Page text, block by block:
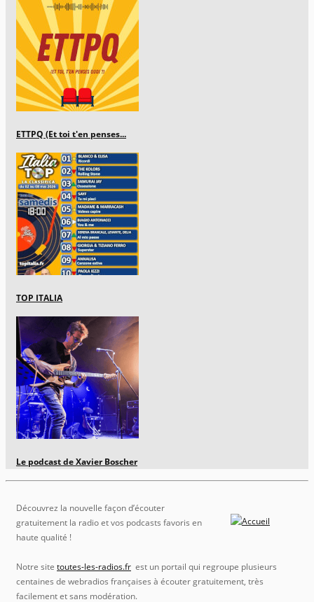
ETTPQ (Et toi t'en penses...
TOP ITALIA
Le podcast de Xavier Boscher
Découvrez la nouvelle façon d’écouter
gratuitement la radio et vos podcasts favoris en
haute qualité !
Notre site toutes-les-radios.fr est un portail qui regroupe plusieurs
centaines de webradios françaises à écouter gratuitement, très
facilement et sans modération.